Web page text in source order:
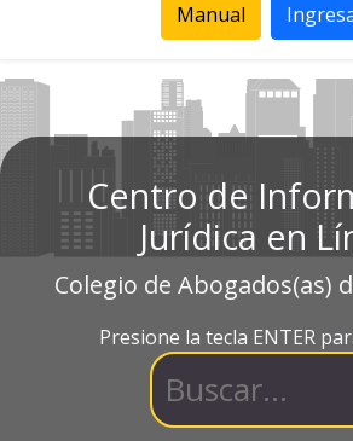
Manual
Centro de
Jurídica en
Colegio de Abogados(as)
Presione la tecla ENTER